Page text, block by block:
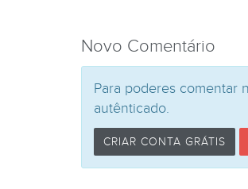
Novo Comentário
Para poderes comentar
autênticado.
CRIAR CONTA GRÁTIS